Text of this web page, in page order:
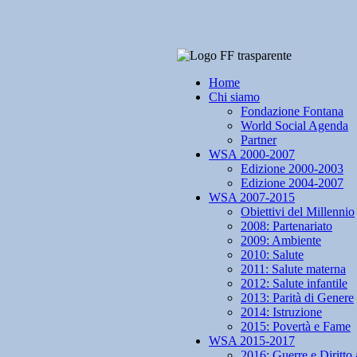
Home
Chi siamo
Fondazione Fontana
World Social Agenda
Partner
WSA 2000-2007
Edizione 2000-2003
Edizione 2004-2007
WSA 2007-2015
Obiettivi del Millennio
2008: Partenariato
2009: Ambiente
2010: Salute
2011: Salute materna
2012: Salute infantile
2013: Parità di Genere
2014: Istruzione
2015: Povertà e Fame
WSA 2015-2017